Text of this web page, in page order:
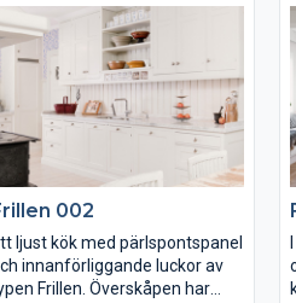
002
ljust kök med pärlspontspanel
innanförliggande luckor av
Frillen. Överskåpen har